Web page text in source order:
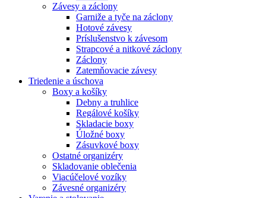
Závesy a záclony
Garniže a tyče na záclony
Hotové závesy
Príslušenstvo k závesom
Strapcové a nitkové záclony
Záclony
Zatemňovacie závesy
Triedenie a úschova
Boxy a košíky
Debny a truhlice
Regálové košíky
Skladacie boxy
Úložné boxy
Zásuvkové boxy
Ostatné organizéry
Skladovanie oblečenia
Viacúčelové vozíky
Závesné organizéry